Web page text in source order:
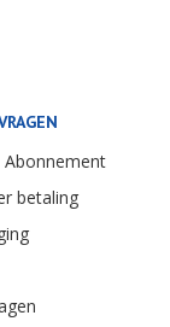
Abonnement
betaling